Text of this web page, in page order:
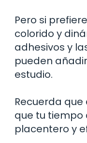
Pero si
colorido y
adhesivos y
pueden
estudio.
Recuerda
que tu tiempo
placentero y